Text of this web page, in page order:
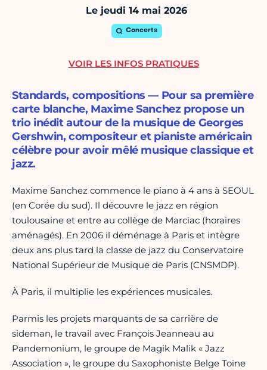
Le jeudi 14 mai 2026
Concerts
Standards, compositions — Pour sa première
carte blanche, Maxime Sanchez propose un
trio inédit autour de la musique de Georges
Gershwin, compositeur et pianiste américain
célèbre pour avoir mêlé musique classique et
jazz.
Maxime Sanchez commence le piano à 4 ans à SEOUL
(en Corée du sud). Il découvre le jazz en région
toulousaine et entre au collège de Marciac (horaires
aménagés). En 2006 il déménage à Paris et intègre
deux ans plus tard la classe de jazz du Conservatoire
National Supérieur de Musique de Paris (CNSMDP).
À Paris, il multiplie les expériences musicales.
Parmis les projets marquants de sa carrière de
sideman, le travail avec François Jeanneau au
Pandemonium, le groupe de Magik Malik « Jazz
Association », le groupe du Saxophoniste Belge Toine
VOIR LES INFOS PRATIQUES